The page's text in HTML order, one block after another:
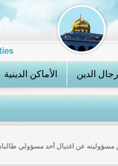
رجال الدين الأماكن الدينية
مسؤوليته عن اغتيال أحد مسؤولي